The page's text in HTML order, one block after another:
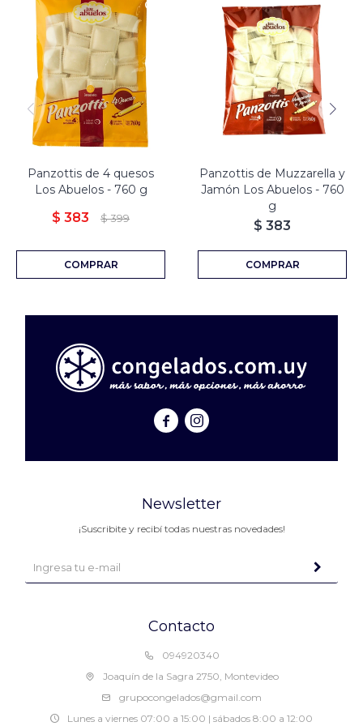
Panzottis de 4 quesos
Los Abuelos - 760 g
$ 383 $ 399
Panzottis de Muzzarella y
Jamón Los Abuelos - 760
g
$ 383
 
Contacto
094920340
Joaquín de la Sagra 2750, Montevideo
grupocongelados@gmail.com
Lunes a viernes 07:00 a 15:00 | sábados 8:00 a 12:00
Newsletter
¡Suscribite y recibí todas nuestras novedades!